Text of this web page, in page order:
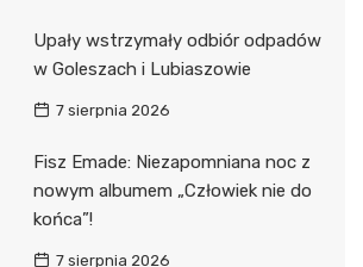
Upały wstrzymały odbiór odpadów
w Goleszach i Lubiaszowie
7 sierpnia 2026
Fisz Emade: Niezapomniana noc z
nowym albumem „Człowiek nie do
końca”!
7 sierpnia 2026